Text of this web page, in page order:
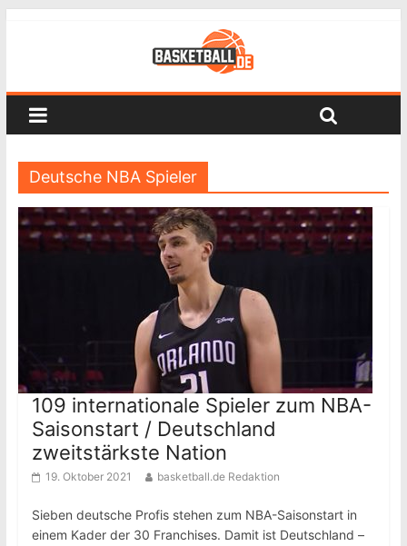
Deutsche NBA Spieler
109 internationale Spieler zum NBA-
Saisonstart / Deutschland
zweitstärkste Nation
19. Oktober 2021 basketball.de Redaktion
Sieben deutsche Profis stehen zum NBA-Saisonstart in
einem Kader der 30 Franchises. Damit ist Deutschland –